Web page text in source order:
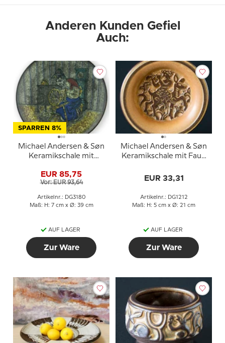
Anderen Kunden Gefiel
Auch:
SPARREN 8%
Michael Andersen & Søn
Keramikschale mit
EUR 85,75
Vor: EUR 93,64
Artikelnr.: DG3180
Maß: H: 7 cm x Ø: 39 cm
AUF LAGER
Zur Ware
Michael Andersen & Søn
Keramikschale mit Faun
EUR 33,31
Artikelnr.: DG1212
Maß: H: 5 cm x Ø: 21 cm
AUF LAGER
Zur Ware